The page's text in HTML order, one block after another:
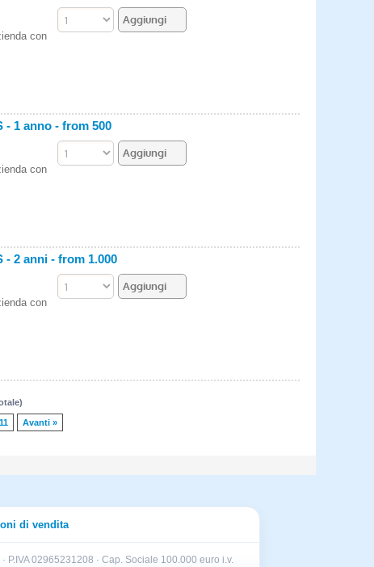
con
- 1 anno - from 500
con
- 2 anni - from 1.000
con
11 Avanti »
di vendita
P.IVA 02965231208 · Cap. Sociale 100.000 euro i.v.